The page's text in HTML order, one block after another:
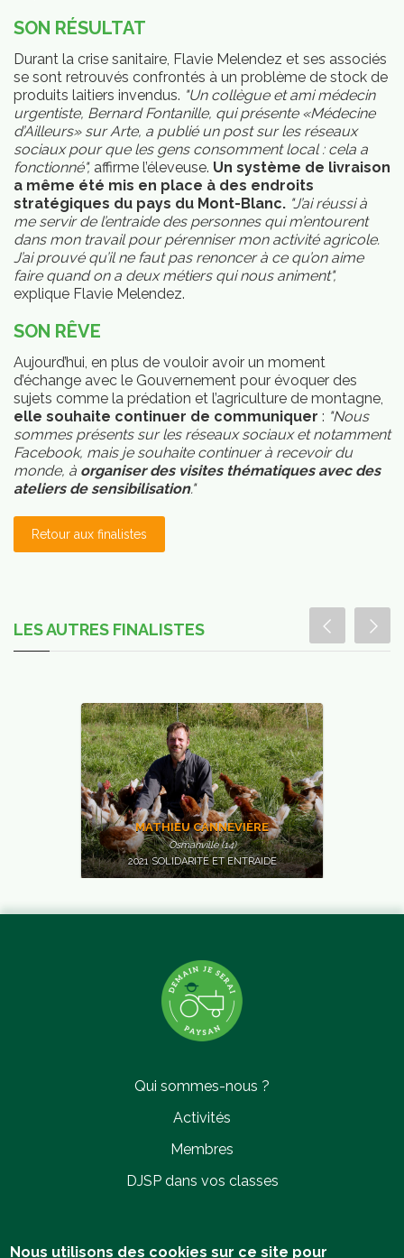
SON RÉSULTAT
Durant la crise sanitaire, Flavie Melendez et ses associés
se sont retrouvés confrontés à un problème de stock de
produits laitiers invendus. "Un collègue et ami médecin
urgentiste, Bernard Fontanille, qui présente «Médecine
d’Ailleurs» sur Arte, a publié un post sur les réseaux
sociaux pour que les gens consomment local : cela a
fonctionné", affirme l’éleveuse. Un système de livraison
a même été mis en place à des endroits
stratégiques du pays du Mont-Blanc. "J’ai réussi à
me servir de l’entraide des personnes qui m’entourent
dans mon travail pour pérenniser mon activité agricole.
J’ai prouvé qu’il ne faut pas renoncer à ce qu’on aime
faire quand on a deux métiers qui nous animent",
explique Flavie Melendez.
SON RÊVE
Aujourd’hui, en plus de vouloir avoir un moment
d’échange avec le Gouvernement pour évoquer des
sujets comme la prédation et l’agriculture de montagne,
elle souhaite continuer de communiquer : "Nous
sommes présents sur les réseaux sociaux et notamment
Facebook, mais je souhaite continuer à recevoir du
monde, à organiser des visites thématiques avec des
ateliers de sensibilisation."
Retour aux finalistes
LES AUTRES FINALISTES
MATHIEU CANNEVIÈRE
Osmanville (14)
2021 SOLIDARITÉ ET ENTRAIDE
ANTOINE HELLEBOID
Tilques (62)
2021 SOLIDARITÉ ET ENTRAIDE
LUC RAIMOND
Qui sommes-nous ?
Activités
Membres
DJSP dans vos classes
Politique de confidentialité
Nous utilisons des cookies sur ce site pour